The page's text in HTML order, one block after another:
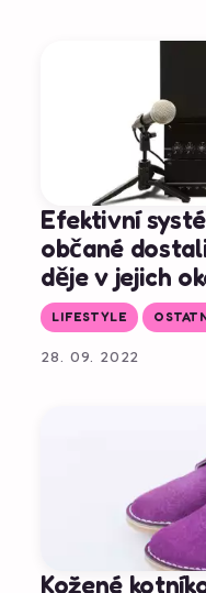
Efektivní
občané
děje v jejich
LIFESTYLE
28. 09. 2022
Kožené